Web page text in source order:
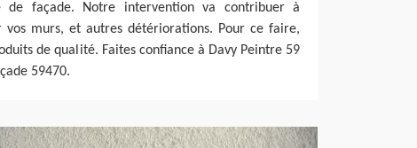
de façade. Notre intervention va contribuer à
vos murs, et autres détériorations. Pour ce faire,
de qualité. Faites confiance à Davy Peintre 59
59470.